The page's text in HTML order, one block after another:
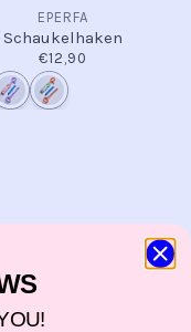
EPERFA
Schaukelhaken
€12,90